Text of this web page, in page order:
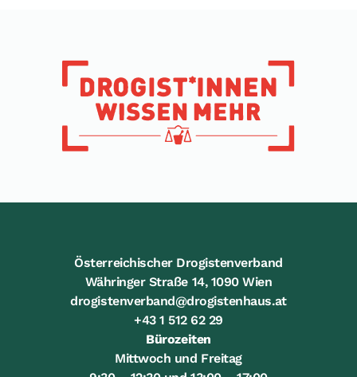
Österreichischer Drogistenverband
Währinger Straße 14, 1090 Wien
drogistenverband@drogistenhaus.at
+43 1 512 62 29
Bürozeiten
Mittwoch und Freitag